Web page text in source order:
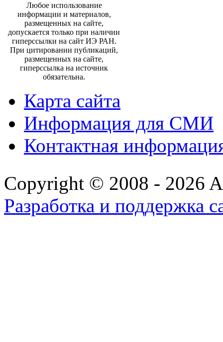
Любое использование
информации и материалов,
размещенных на сайте,
допускается только при наличии
гиперссылки на сайт ИЭ РАН.
При цитировании публикаций,
размещенных на сайте,
гиперссылка на источник
обязательна.
Карта сайта
Информация для СМИ
Контактная
Copyright © 2008 - 2026
Разработка и поддержка